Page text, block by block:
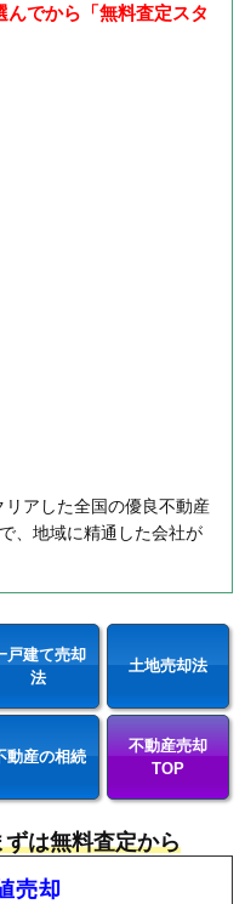
でから「無料査定スタ
アした全国の優良不動産
、地域に精通した会社が
戸建て売却
法
土地売却法
動産の相続
不動産売却
TOP
は無料査定から
売却